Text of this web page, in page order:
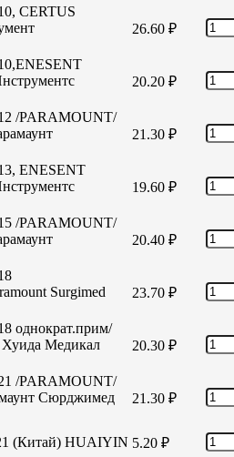
CERTUS
26.60 ₽
20.20 ₽
/PARAMOUNT/
21.30 ₽
ENESENT
19.60 ₽
/PARAMOUNT/
20.40 ₽
Surgimed
23.70 ₽
однократ.прим/
Медикал
20.30 ₽
/PARAMOUNT/
Сюрджимед
21.30 ₽
(Китай) HUAIYIN 5.20 ₽